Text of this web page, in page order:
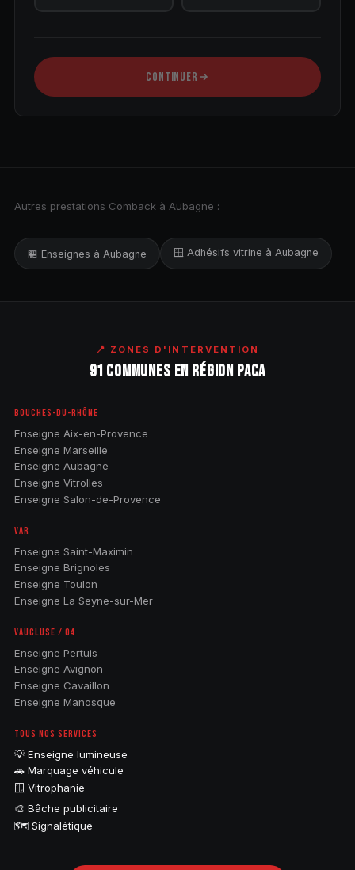
CONTINUER
Autres prestations Comback à Aubagne :
🏪 Enseignes à Aubagne 🪟 Adhésifs vitrine à Aubagne
📍 ZONES D'INTERVENTION
91 COMMUNES EN RÉGION PACA
BOUCHES-DU-RHÔNE
Enseigne Aix-en-Provence
Enseigne Marseille
Enseigne Aubagne
Enseigne Vitrolles
Enseigne Salon-de-Provence
VAR
Enseigne Saint-Maximin
Enseigne Brignoles
Enseigne Toulon
Enseigne La Seyne-sur-Mer
VAUCLUSE / 04
Enseigne Pertuis
Enseigne Avignon
Enseigne Cavaillon
Enseigne Manosque
TOUS NOS SERVICES
💡 Enseigne lumineuse
🚗 Marquage véhicule
🪟 Vitrophanie
🎨 Bâche publicitaire
🗺️ Signalétique